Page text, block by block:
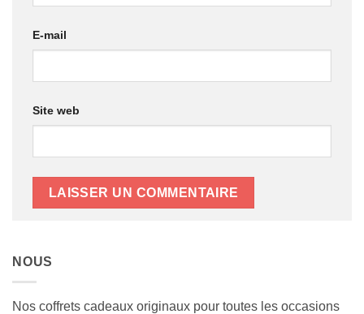
E-mail
Site web
NOUS
Nos coffrets cadeaux originaux pour toutes les occasions